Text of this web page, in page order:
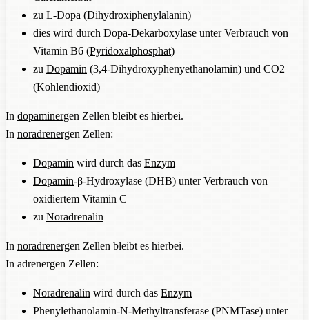
zu L-Dopa (Dihydroxiphenylalanin)
dies wird durch Dopa-Dekarboxylase unter Verbrauch von
Vitamin B6 (Pyridoxalphosphat)
zu Dopamin (3,4-Dihydroxyphenyethanolamin) und CO2
(Kohlendioxid)
In dopaminergen Zellen bleibt es hierbei.
In noradrenergen Zellen:
Dopamin wird durch das Enzym
Dopamin-β-Hydroxylase (DHB) unter Verbrauch von
oxidiertem Vitamin C
zu Noradrenalin
In noradrenergen Zellen bleibt es hierbei.
In adrenergen Zellen:
Noradrenalin wird durch das Enzym
Phenylethanolamin-N-Methyltransferase (PNMTase) unter